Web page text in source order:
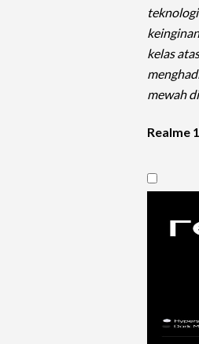
kelas
mewah
Realme